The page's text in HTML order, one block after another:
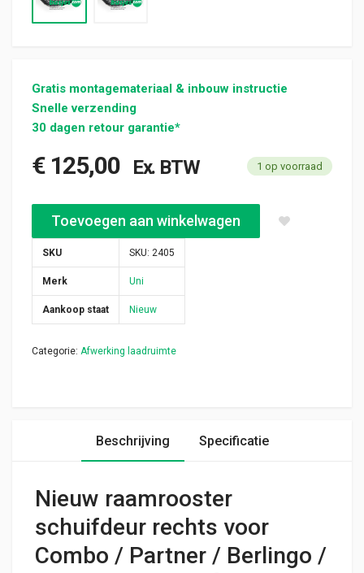
Gratis montagemateriaal & inbouw instructie
Snelle verzending
30 dagen retour garantie*
€125,00 Ex. BTW 1 op voorraad
Nieuw raamrooster schuifdeur rechts Combo / Partner /
Toevoegen aan winkelwagen
SKU SKU: 2405
Merk Uni
Aankoop staat Nieuw
Categorie: Afwerking laadruimte
Beschrijving Specificatie
Nieuw raamrooster
schuifdeur rechts voor
Combo / Partner / Berlingo /